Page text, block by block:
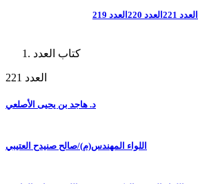
العدد 221 العدد 220 العدد 219
كتاب العدد
العدد 221
د. هاجد بن يحيى الأصلعي
اللواء المهندس(م)/صالح صنيدح العتيبي